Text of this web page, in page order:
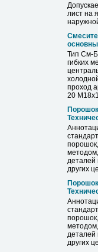
лист на
Тип См-
гибких
проход
20
Порошок
деталей
других
Порошок
деталей
других